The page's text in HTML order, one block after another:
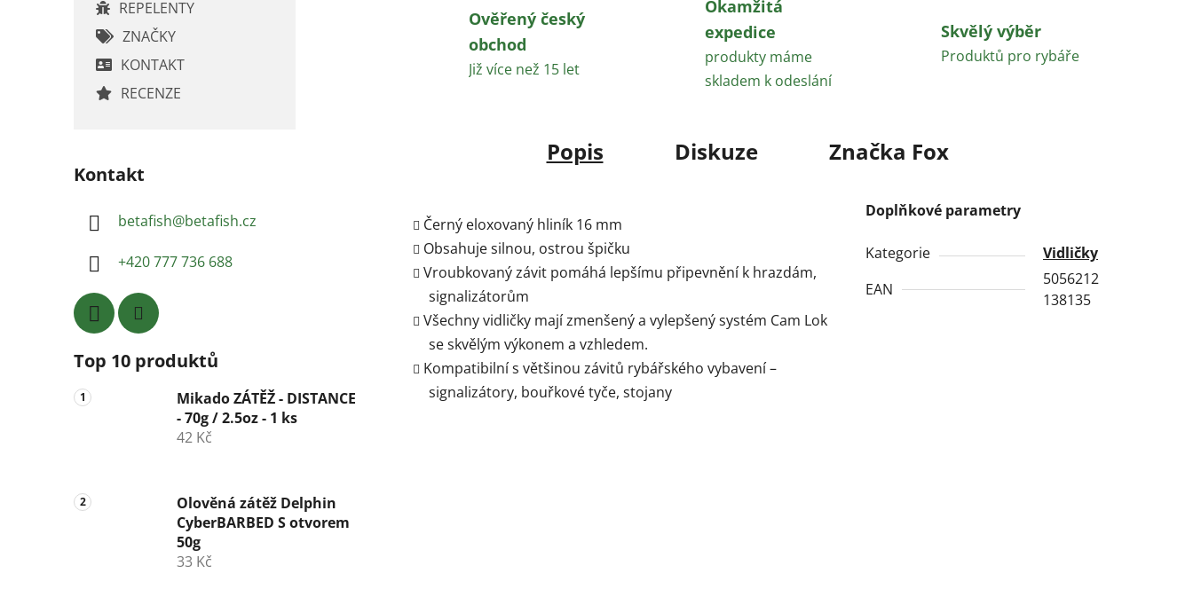
REPELENTY
ZNAČKY
KONTAKT
RECENZE
Kontakt
betafish@betafish.cz
+420 777 736 688
Top 10 produktů
Mikado ZÁTĚŽ - DISTANCE
- 70g / 2.5oz - 1 ks
42 Kč
Olověná zátěž Delphin
CyberBARBED S otvorem
50g
33 Kč
Ověřený český
obchod
Již více než 15 let
Okamžitá
expedice
produkty máme
skladem k odeslání
Skvělý výběr
Produktů pro rybáře
Popis Diskuze Značka Fox
Černý eloxovaný hliník 16 mm
Obsahuje silnou, ostrou špičku
Vroubkovaný závit pomáhá lepšímu připevnění k hrazdám,
signalizátorům
Všechny vidličky mají zmenšený a vylepšený systém Cam Lok
se skvělým výkonem a vzhledem.
Kompatibilní s většinou závitů rybářského vybavení –
signalizátory, bouřkové tyče, stojany
Doplňkové parametry
Kategorie
Vidličky
EAN
5056212
138135